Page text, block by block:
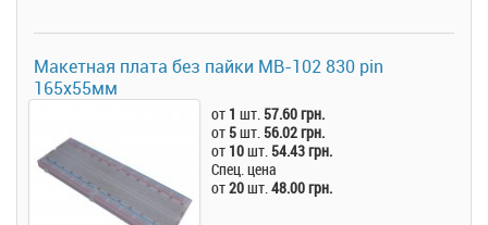
Макетная плата без пайки MB-102 830 pin
165x55мм
от 1 шт. 57.60 грн.
от 5шт. 56.02 грн.
от 10шт. 54.43 грн.
Спец. цена
от20шт.48.00 грн.